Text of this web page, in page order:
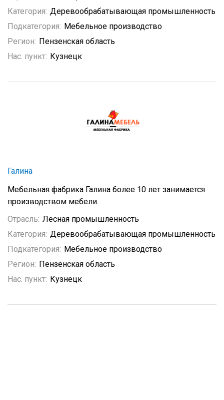
Категория: Деревообрабатывающая промышленность
Подкатегория: Мебельное производство
Регион: Пензенская область
Нас. пункт: Кузнецк
Галина
Мебельная фабрика Галина более 10 лет занимается
производством мебели.
Отрасль: Лесная промышленность
Категория: Деревообрабатывающая промышленность
Подкатегория: Мебельное производство
Регион: Пензенская область
Нас. пункт: Кузнецк